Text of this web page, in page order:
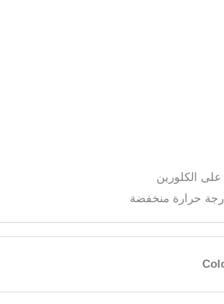
الكلورين
حرارة منخفضة